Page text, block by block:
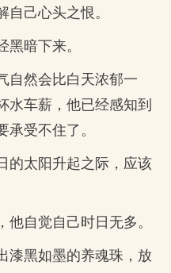
己心头之恨。
暗下来。
自然会比白天浓郁一
水车薪，他已经感知到
受不住了。
的太阳升起之际，应该
自觉自己时日无多。
漆黑如墨的养魂珠，放